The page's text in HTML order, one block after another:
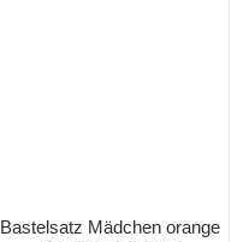
Bastelsatz Mädchen orange